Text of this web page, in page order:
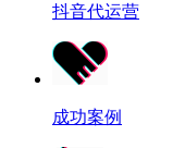
抖音代运营
成功案例